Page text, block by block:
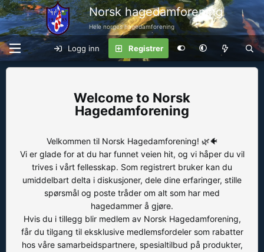
Norsk hagedamforening
Hele norges hagedamforening
Logg inn Registrer
Norsk
Hagedamforening
Velkommen til Norsk Hagedamforening! 🌿🐠
Vi er glade for at du har funnet veien hit, og vi håper du vil
trives i vårt fellesskap. Som registrert bruker kan du
umiddelbart delta i diskusjoner, dele dine erfaringer, stille
spørsmål og poste tråder om alt som har med
hagedammer å gjøre.
Hvis du i tillegg blir medlem av Norsk Hagedamforening,
får du tilgang til eksklusive medlemsfordeler som rabatter
hos våre samarbeidspartnere, spesialtilbud på produkter,